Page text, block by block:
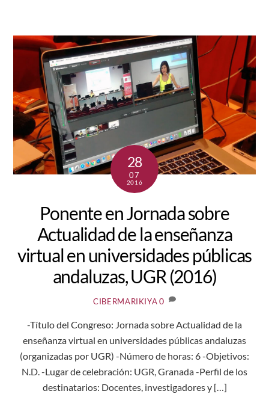
28
07
2016
Ponente en Jornada sobre
Actualidad de la enseñanza
virtual en universidades públicas
andaluzas, UGR (2016)
CIBERMARIKIYA 0
-Título del Congreso: Jornada sobre Actualidad de la
enseñanza virtual en universidades públicas andaluzas
(organizadas por UGR) -Número de horas: 6 -Objetivos:
N.D. -Lugar de celebración: UGR, Granada -Perfil de los
destinatarios: Docentes, investigadores y […]